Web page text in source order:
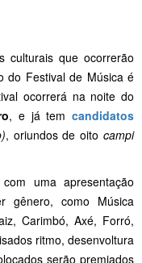
culturais que ocorrerão
do Festival de Música é
ocorrerá na noite do
, e já temcandidatos
, oriundos de oitocampi
uma apresentação
gênero, como Música
Carimbó, Axé, Forró,
ritmo, desenvoltura
serão premiados